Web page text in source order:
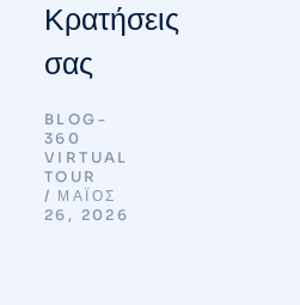
Κρατήσεις
σας
BLOG-
360
VIRTUAL
TOUR
ΜΆΙΟΣ
26, 2026